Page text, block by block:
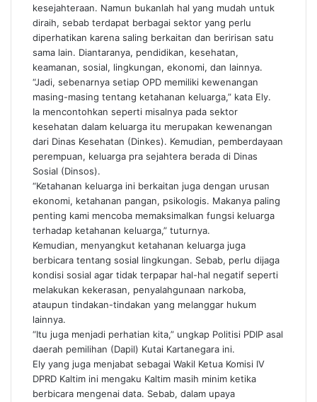
kesejahteraan. Namun bukanlah hal yang mudah untuk
diraih, sebab terdapat berbagai sektor yang perlu
diperhatikan karena saling berkaitan dan beririsan satu
sama lain. Diantaranya, pendidikan, kesehatan,
keamanan, sosial, lingkungan, ekonomi, dan lainnya.
“Jadi, sebenarnya setiap OPD memiliki kewenangan
masing-masing tentang ketahanan keluarga,” kata Ely.
Ia mencontohkan seperti misalnya pada sektor
kesehatan dalam keluarga itu merupakan kewenangan
dari Dinas Kesehatan (Dinkes). Kemudian, pemberdayaan
perempuan, keluarga pra sejahtera berada di Dinas
Sosial (Dinsos).
“Ketahanan keluarga ini berkaitan juga dengan urusan
ekonomi, ketahanan pangan, psikologis. Makanya paling
penting kami mencoba memaksimalkan fungsi keluarga
terhadap ketahanan keluarga,” tuturnya.
Kemudian, menyangkut ketahanan keluarga juga
berbicara tentang sosial lingkungan. Sebab, perlu dijaga
kondisi sosial agar tidak terpapar hal-hal negatif seperti
melakukan kekerasan, penyalahgunaan narkoba,
ataupun tindakan-tindakan yang melanggar hukum
lainnya.
“Itu juga menjadi perhatian kita,” ungkap Politisi PDIP asal
daerah pemilihan (Dapil) Kutai Kartanegara ini.
Ely yang juga menjabat sebagai Wakil Ketua Komisi IV
DPRD Kaltim ini mengaku Kaltim masih minim ketika
berbicara mengenai data. Sebab, dalam upaya